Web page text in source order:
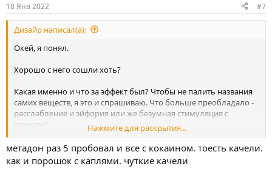
18 Янв 2022 #7
Дизайр написал(а):
Окей, я понял.
Хорошо с него сошли хоть?
Какая именно и что за эффект был? Чтобы не палить названия
самих веществ, я это и спрашиваю. Что больше преобладало -
расслабление и эйфория или же безумная стимуляция с
движем?
Детокс в наркологии пробовали, ну прокапаться там? Или же
сами, на сухую?
Нажмите для раскрытия...
метадон раз 5 пробовал и все с кокаином. тоесть качели.
как и порошок с каплями. чуткие качели